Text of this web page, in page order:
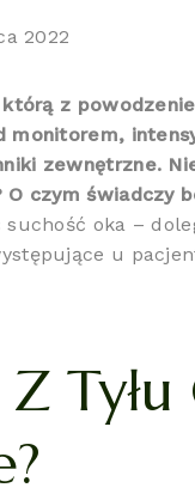
2022
z
monitorem,
zewnętrzne.
O czym świadczy
oka –
u